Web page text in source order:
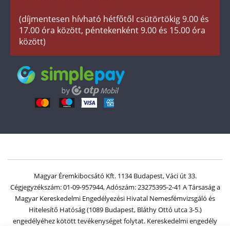
Az érmék és érmek ára és értéke
Gyakran ismételt kérdések
(díjmentesen hívható hétfőtől csütörtökig 9.00 és
17.00 óra között, péntekenként 9.00 és 15.00 óra
között)
Magyar Éremkibocsátó Kft. 1134 Budapest, Váci út 33.
Cégjegyzékszám: 01-09-957944, Adószám: 23275395-2-41 A Társaság a
Magyar Kereskedelmi Engedélyezési Hivatal Nemesfémvizsgáló és
Hitelesítő Hatóság (1089 Budapest, Bláthy Ottó utca 3-5.)
engedélyéhez kötött tevékenységet folytat. Kereskedelmi engedély